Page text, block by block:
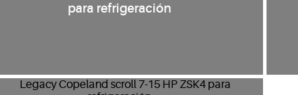
para refrigeración